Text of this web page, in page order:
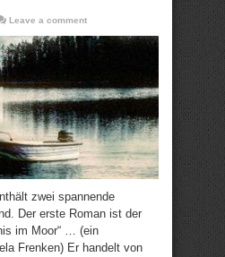
Leave a comment
zwei spannende
Der erste Roman ist der
im Moor“ … (ein
Frenken) Er handelt von